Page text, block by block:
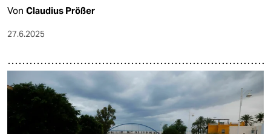
Von Claudius Prößer
27.6.2025